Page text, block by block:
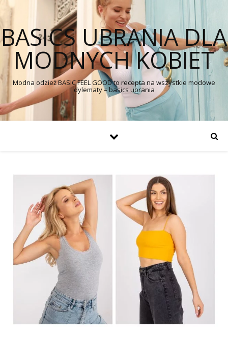
BASICS UBRANIA DLA
MODNYCH KOBIET
Modna odzież BASIC FEEL GOOD to recepta na wszystkie modowe
dylematy – basics ubrania